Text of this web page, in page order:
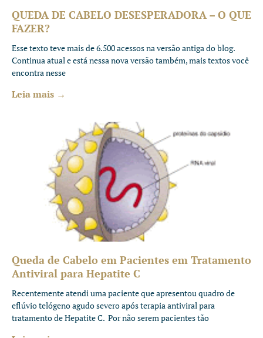
QUEDA DE CABELO DESESPERADORA – O QUE
FAZER?
Esse texto teve mais de 6.500 acessos na versão antiga do blog.
Continua atual e está nessa nova versão também, mais textos você
encontra nesse
Leia mais →
Queda de Cabelo em Pacientes em Tratamento
Antiviral para Hepatite C
Recentemente atendi uma paciente que apresentou quadro de
eflúvio telógeno agudo severo após terapia antiviral para
tratamento de Hepatite C. Por não serem pacientes tão